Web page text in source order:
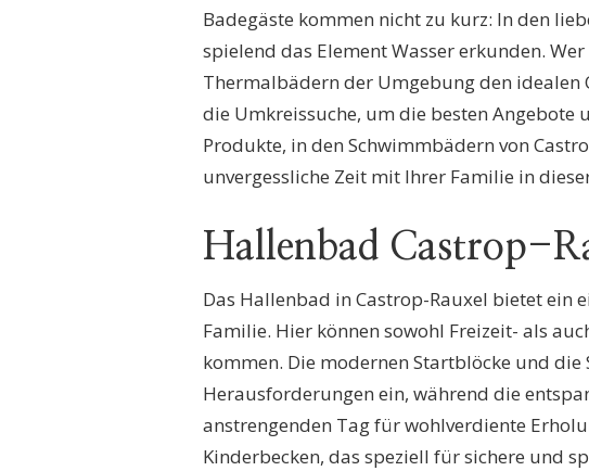
SCHWIMMBÄDER
FREIZEITMÖGLICHKEITEN
Badegäste kommen nicht zu kurz: In den
spielend das Element Wasser erkunden.
Thermalbädern der Umgebung den idealen
die Umkreissuche, um die besten Angebote
Produkte, in den Schwimmbädern von
unvergessliche Zeit mit Ihrer Familie in
Hallenbad Castrop-
Das Hallenbad in Castrop-Rauxel bietet ein
Familie. Hier können sowohl Freizeit- als
kommen. Die modernen Startblöcke und
Herausforderungen ein, während die
anstrengenden Tag für wohlverdiente
Kinderbecken, das speziell für sichere und